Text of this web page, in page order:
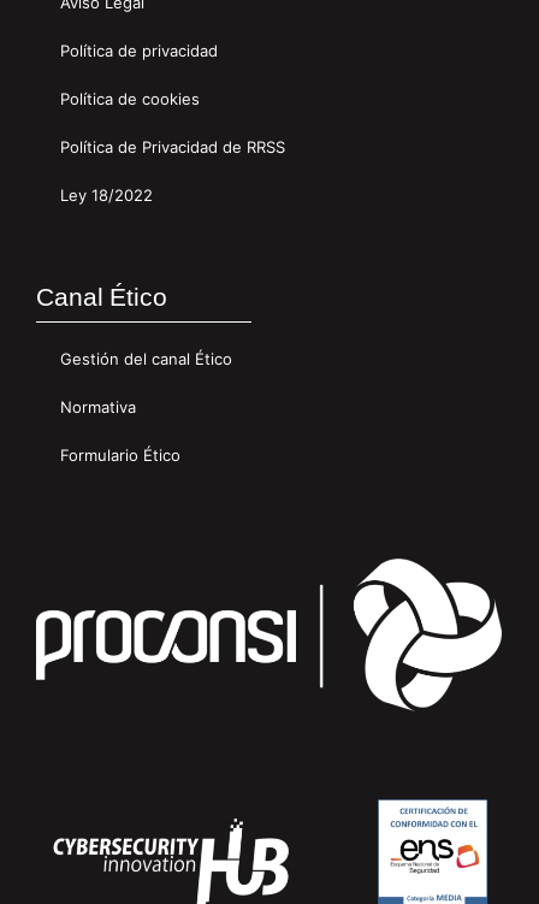
Política de privacidad
Política de cookies
Política de Privacidad de RRSS
Ley 18/2022
Canal Ético
Gestión del canal Ético
Normativa
Formulario Ético